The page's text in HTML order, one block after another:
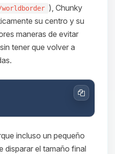
worldborder ), Chunky
su centro y su
maneras de evitar
tener que volver a
Copiar
incluso un pequeño
disparar el tamaño final